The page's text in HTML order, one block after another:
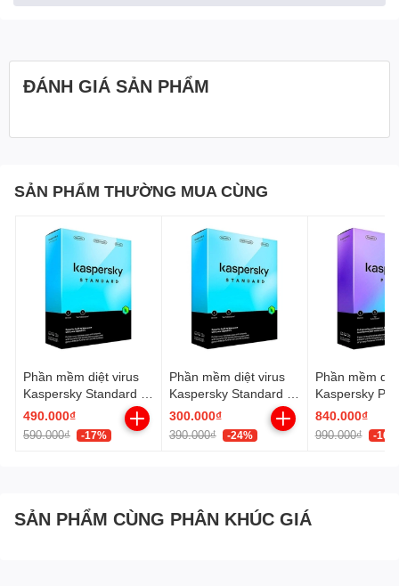
ĐÁNH GIÁ SẢN PHẨM
SẢN PHẨM THƯỜNG MUA CÙNG
Phần mềm diệt virus
Kaspersky Standard -
5U / 1 năm
490.000₫
590.000₫ -17%
Phần mềm diệt virus
Kaspersky Standard -
3U / 1 năm
300.000₫
390.000₫ -24%
Phần mềm
Kaspersky
1 năm
840.000₫
990.000₫ -16%
SẢN PHẨM CÙNG PHÂN KHÚC GIÁ